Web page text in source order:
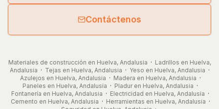
Contáctenos
Materiales de construcción en Huelva, Andalusia · Ladrillos en Huelva,
Andalusia · Tejas en Huelva, Andalusia · Yeso en Huelva, Andalusia ·
Azulejos en Huelva, Andalusia · Madera en Huelva, Andalusia ·
Paneles en Huelva, Andalusia · Pladur en Huelva, Andalusia ·
Fontanería en Huelva, Andalusia · Electricidad en Huelva, Andalusia ·
Cemento en Huelva, Andalusia · Herramientas en Huelva, Andalusia ·